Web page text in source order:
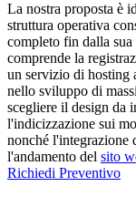
La nostra proposta è
struttura operativa
completo fin dalla
comprende la
un servizio di hosting
nello sviluppo di
scegliere il design da
l'indicizzazione sui
nonché l'integrazione
l'andamento del sito
Richiedi Preventivo